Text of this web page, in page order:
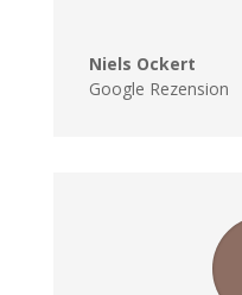
Niels Ockert
Google Rezension